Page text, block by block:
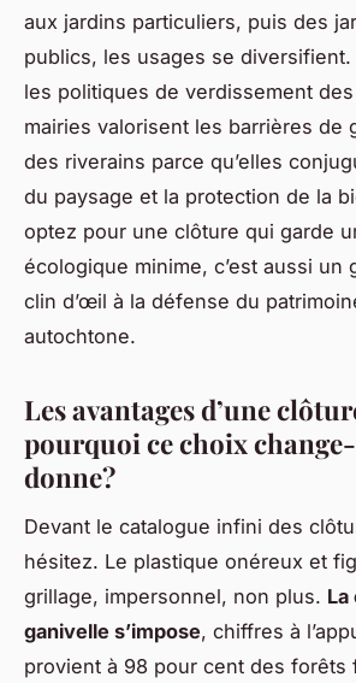
aux jardins particuliers, puis des
publics, les usages se diversifient.
les politiques de verdissement
mairies valorisent les barrières de
des riverains parce qu’elles
du paysage et la protection de la
optez pour une clôture qui garde
écologique minime, c’est aussi un
clin d’œil à la défense du
autochtone.
Les avantages d’une
pourquoi ce choix
donne?
Devant le catalogue infini des
hésitez. Le plastique onéreux et
grillage, impersonnel, non plus.
ganivelle s’impose, chiffres à
provient à 98 pour cent des forêts